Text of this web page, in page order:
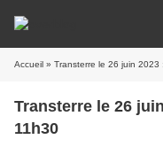
Accueil » Transterre le 26 juin 2023
Transterre le 26 juin 2023 : Marvin Herndon à
11h30